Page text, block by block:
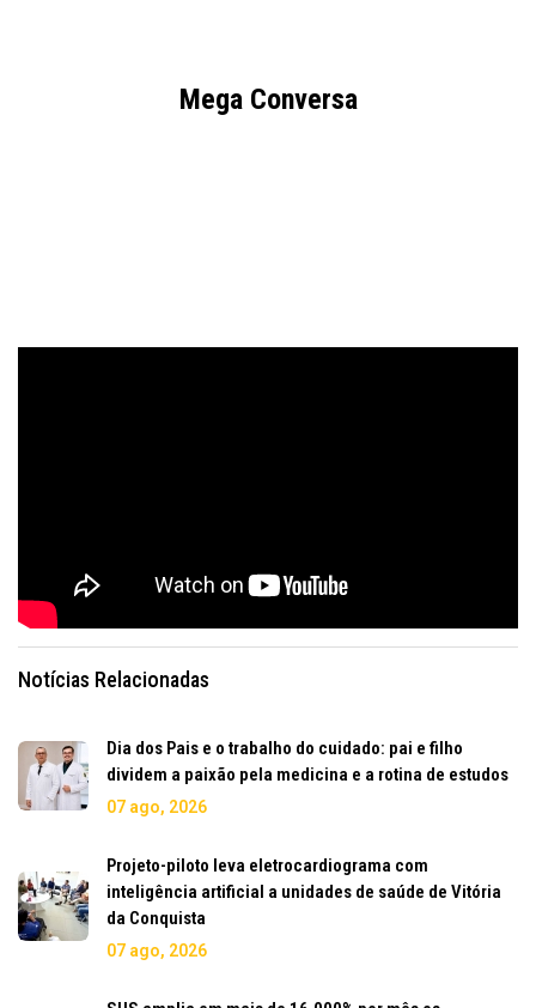
Mega Conversa
Notícias Relacionadas
Dia dos Pais e o trabalho do cuidado: pai e filho
dividem a paixão pela medicina e a rotina de estudos
07 ago, 2026
Projeto-piloto leva eletrocardiograma com
inteligência artificial a unidades de saúde de Vitória
da Conquista
07 ago, 2026